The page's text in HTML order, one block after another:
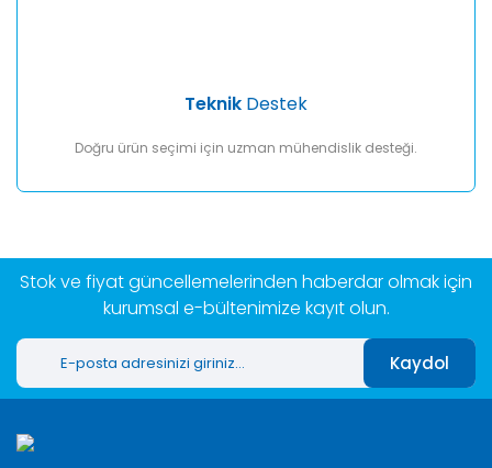
Teknik Destek
Doğru ürün seçimi için uzman mühendislik desteği.
Stok ve fiyat güncellemelerinden haberdar olmak için
kurumsal e-bültenimize kayıt olun.
Kaydol